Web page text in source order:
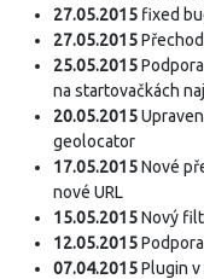
27.05.2015 fixed
27.05.2015
25.05.2015
na startovačkách
20.05.2015
geolocator
17.05.2015Nové
nové URL
15.05.2015Nový
12.05.2015
07.04.2015Plugin